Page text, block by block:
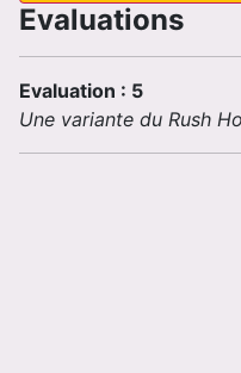
Evaluations
Evaluation : 5
Une variante du Rush